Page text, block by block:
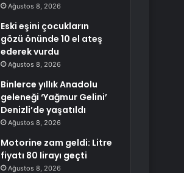
Ağustos 8, 2026
Eski eşini çocukların
gözü önünde 10 el ateş
ederek vurdu
Ağustos 8, 2026
Binlerce yıllık Anadolu
geleneği ‘Yağmur Gelini’
Denizli’de yaşatıldı
Ağustos 8, 2026
Motorine zam geldi: Litre
fiyatı 80 lirayı geçti
Ağustos 8, 2026